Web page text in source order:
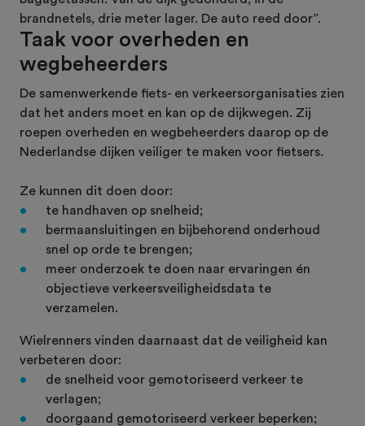
brandnetels, drie meter lager. De auto reed door”.
Taak voor overheden en
wegbeheerders
De samenwerkende fiets- en verkeersorganisaties zien
dat het anders moet en kan op de dijkwegen. Zij
roepen overheden en wegbeheerders daarop op de
Nederlandse dijken veiliger te maken voor fietsers.
Ze kunnen dit doen door:
te handhaven op snelheid;
bermaansluitingen en bijbehorend onderhoud
snel op orde te brengen;
meer onderzoek te doen naar ervaringen én
objectieve verkeersveiligheidsdata te
verzamelen.
Wielrenners vinden daarnaast dat de veiligheid kan
verbeteren door:
de snelheid voor gemotoriseerd verkeer te
verlagen;
doorgaand gemotoriseerd verkeer beperken;